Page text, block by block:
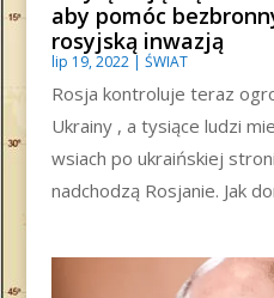
aby pomóc
rosyjską inwazją
lip 19, 2022| ŚWIAT
Rosja kontroluje teraz
Ukrainy , a tysiące ludzi
wsiach po ukraińskiej
nadchodzą Rosjanie. Jak